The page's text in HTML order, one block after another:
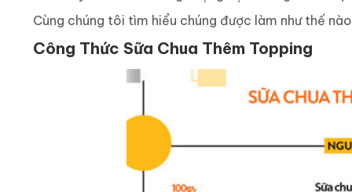
Cùng chúng tôi tìm hiểu chúng được làm như thế
Công Thức Sữa Chua Thêm Topping